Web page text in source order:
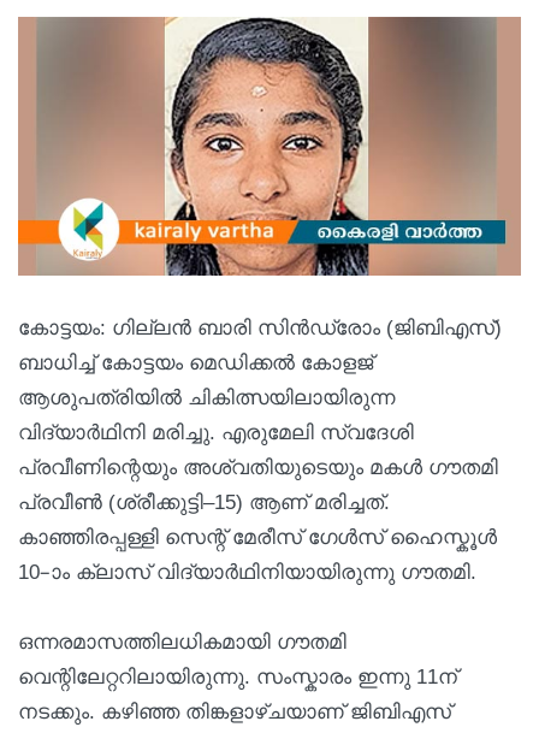
കോട്ടയം: ഗില്ലൻ ബാരി സിൻഡ്രോം (ജിബിഎസ്)
ബാധിച്ച് കോട്ടയം മെഡിക്കൽ കോളജ്
ആശുപത്രിയിൽ ചികിത്സയിലായിരുന്ന
വിദ്യാർഥിനി മരിച്ചു. എരുമേലി സ്വദേശി
പ്രവീണിന്റെയും അശ്വതിയുടെയും മകൾ ഗൗതമി
പ്രവീൺ (ശ്രീക്കുട്ടി–15) ആണ് മരിച്ചത്.
കാഞ്ഞിരപ്പള്ളി സെന്റ് മേരീസ് ഗേൾസ് ഹൈസ്കൂൾ
10–ാം ക്ലാസ് വിദ്യാർഥിനിയായിരുന്നു ​ഗൗതമി.
ഒന്നരമാസത്തിലധികമായി ഗൗതമി
വെന്റിലേറ്ററിലായിരുന്നു. സംസ്കാരം ഇന്നു 11ന്
നടക്കും. കഴിഞ്ഞ തിങ്കളാഴ്ചയാണ് ജിബിഎസ്